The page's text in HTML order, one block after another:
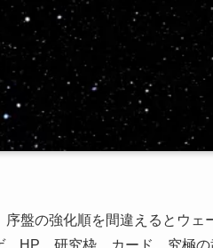
序盤の強化順を間違えるとウェ
HP、研究枠、カード、究極